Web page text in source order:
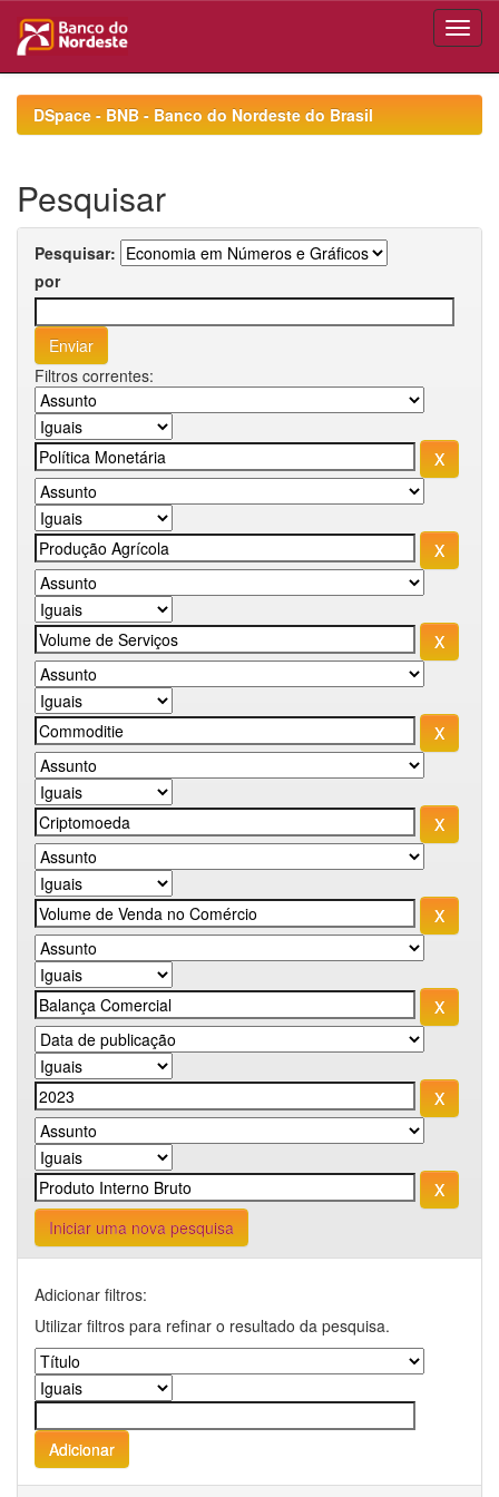
navigationDSpace - BNB - Banco do Nordeste do Brasil
Pesquisar
Pesquisar:
por
Filtros correntes:
Iniciar uma nova pesquisa
Adicionar filtros:
Utilizar filtros para refinar o resultado da pesquisa.